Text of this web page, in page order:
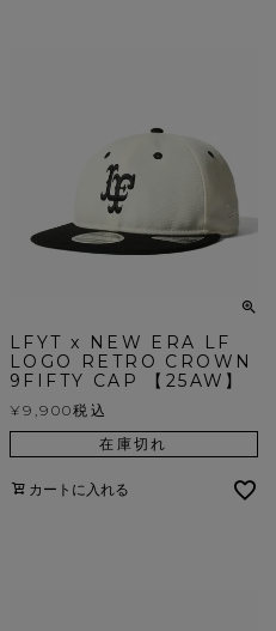
LFYT x NEW ERA LF
LOGO RETRO CROWN
9FIFTY CAP 【25AW】
¥9,900税込
在庫切れ
カートに入れる